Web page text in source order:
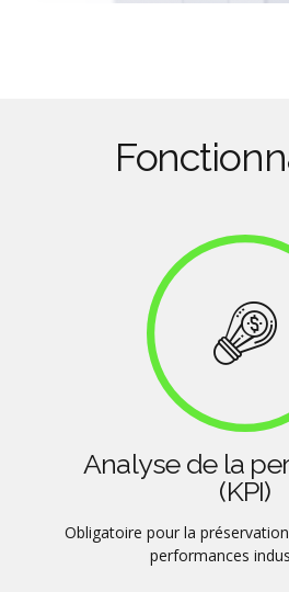
Analyse de la
(KPI)
Obligatoire pour la
performances